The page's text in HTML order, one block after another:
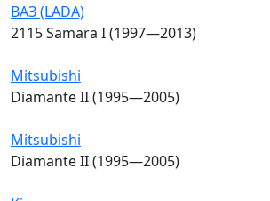
ВАЗ (LADA)
2115 Samara I (1997—2013)
Mitsubishi
Diamante II (1995—2005)
Mitsubishi
Diamante II (1995—2005)